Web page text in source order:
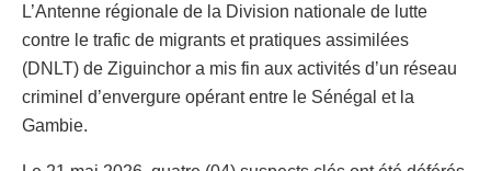
L’Antenne régionale de la Division nationale de lutte
contre le trafic de migrants et pratiques assimilées
(DNLT) de Ziguinchor a mis fin aux activités d’un réseau
criminel d’envergure opérant entre le Sénégal et la
Gambie.